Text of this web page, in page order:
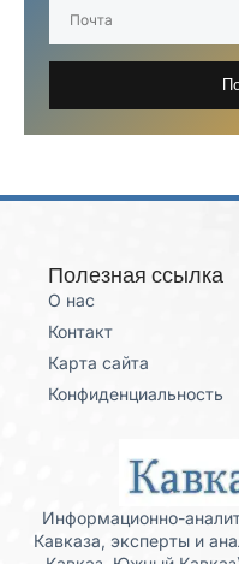
Полезная ссылка
О нас
Контакт
Карта сайта
Конфиденциальность
Информационно-
Кавказа, эксперты и